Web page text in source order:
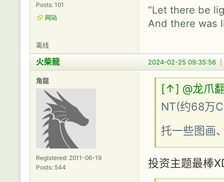
Posts: 101
网站
“Let there be
And there was
离线
2024-02-25 09:35:56
火柴龍
角龍
Registered: 2011-06-19
Posts: 544
[↑] @龙爪
NT(约68万
托一些图
投资主题最棒